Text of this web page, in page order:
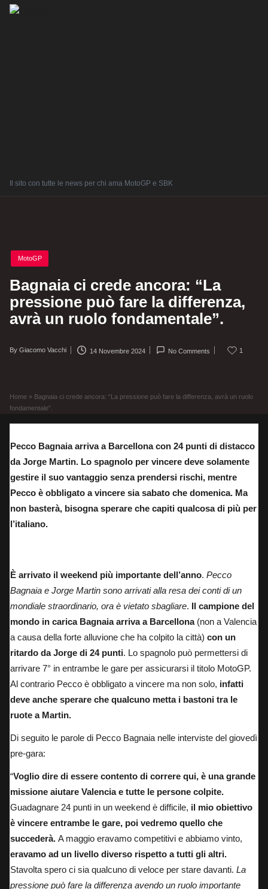
Il sito con tutte le news per chi ama MotoGP e SBK
Posted
in
MotoGP
Bagnaia ci crede ancora: “La
pressione può fare la differenza,
avrà un ruolo fondamentale”.
Posted
By Giacomo Vacchi 14 Novembre 2024 No Comments 1
Home » Bagnaia ci crede ancora: “La pressione può fare la differenza, avrà un ruolo
fondamentale”.
Pecco Bagnaia arriva a Barcellona con 24 punti di distacco
da Jorge Martin. Lo spagnolo per vincere deve solamente
gestire il suo vantaggio senza prendersi rischi, mentre
Pecco è obbligato a vincere sia sabato che domenica. Ma
non basterà, bisogna sperare che capiti qualcosa di più per
l’italiano.
È arrivato il weekend più importante dell’anno. Pecco
Bagnaia e Jorge Martin sono arrivati alla resa dei conti di un
mondiale straordinario, ora è vietato sbagliare. Il campione del
mondo in carica Bagnaia arriva a Barcellona (non a Valencia
a causa della forte alluvione che ha colpito la città) con un
ritardo da Jorge di 24 punti. Lo spagnolo può permettersi di
arrivare 7° in entrambe le gare per assicurarsi il titolo MotoGP.
Al contrario Pecco è obbligato a vincere ma non solo, infatti
deve anche sperare che qualcuno metta i bastoni tra le
ruote a Martin.
Di seguito le parole di Pecco Bagnaia nelle interviste del giovedì
pre-gara:
“Voglio dire di essere contento di correre qui, è una grande
missione aiutare Valencia e tutte le persone colpite.
Guadagnare 24 punti in un weekend è difficile, il mio obiettivo
è vincere entrambe le gare, poi vedremo quello che
succederà. A maggio eravamo competitivi e abbiamo vinto,
eravamo ad un livello diverso rispetto a tutti gli altri.
Stavolta spero ci sia qualcuno di veloce per stare davanti. La
pressione può fare la differenza avendo un ruolo importante